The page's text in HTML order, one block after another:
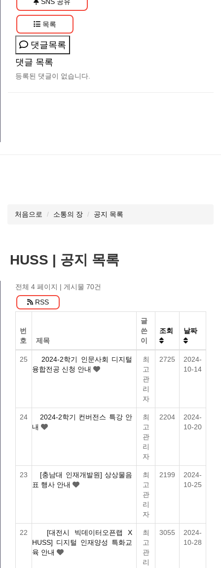
목록
댓글목록
댓글 목록
등록된 댓글이 없습니다.
처음으로 소통의 장 공지 목록
HUSS | 공지 목록
전체 4 페이지 | 게시물 70건
RSS
번
호
제목
글
쓴
이
조회 날짜
25
2024-2학기 인문사회 디지털
융합전공 신청 안내
최
고
관
리
자
2725
2024-
10-14
24
2024-2학기 컨버전스 특강 안
내
최
고
관
리
자
2204
2024-
10-20
23
[충남대 인재개발원] 상상물음
표 행사 안내
최
고
관
리
자
2199
2024-
10-25
22
[대전시 빅데이터오픈랩 X
HUSS] 디지털 인재양성 특화교
육 안내
최
고
관
리
3055
2024-
10-28